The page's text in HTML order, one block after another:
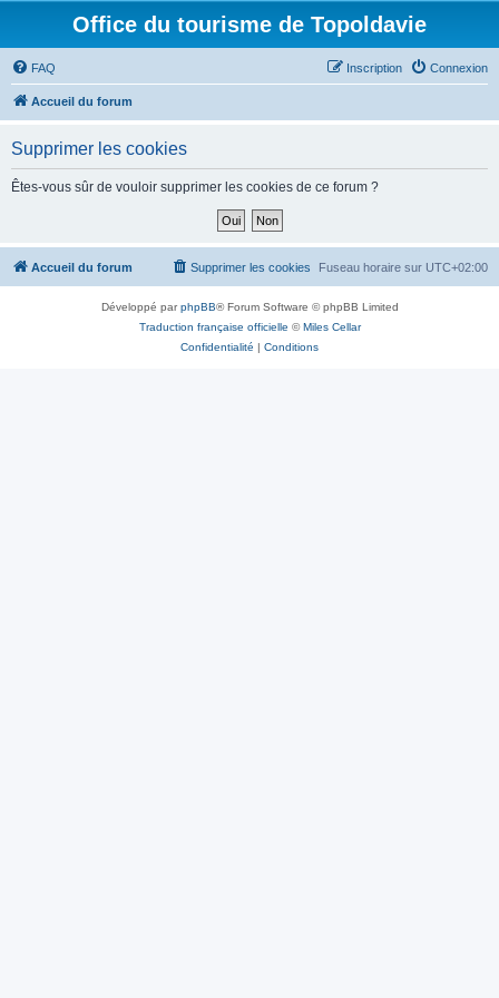
Office du tourisme de Topoldavie
FAQ Connexion
Inscription
Accueil du forum
Supprimer les cookies
Êtes-vous sûr de vouloir supprimer les cookies de ce forum ?
Accueil du forum Fuseau horaire sur UTC+02:00
Supprimer les cookies
Développé parphpBB® Forum Software © phpBB Limited
Traduction française officielle ©Miles Cellar
Confidentialité | Conditions